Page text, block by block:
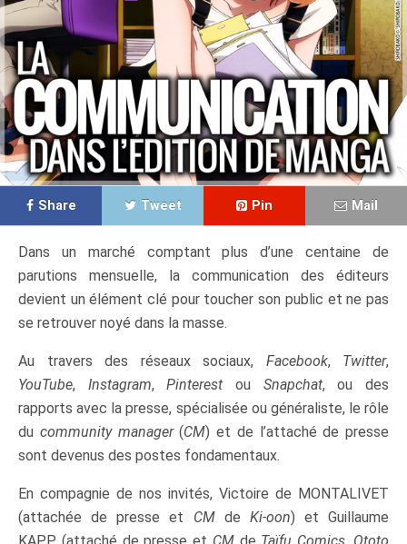
Share Tweet Pin Mail
Dans un marché comptant plus d’une centaine de
parutions mensuelle, la communication des éditeurs
devient un élément clé pour toucher son public et ne pas
se retrouver noyé dans la masse.
Au travers des réseaux sociaux, Facebook, Twitter,
YouTube, Instagram,Pinterest ou Snapchat, ou des
rapports avec la presse, spécialisée ou généraliste, le rôle
du community manager(CM) et de l’attaché de presse
sont devenus des postes fondamentaux.
En compagnie de nos invités, Victoire de MONTALIVET
(attachée de presse et CMde Ki-oon) et Guillaume